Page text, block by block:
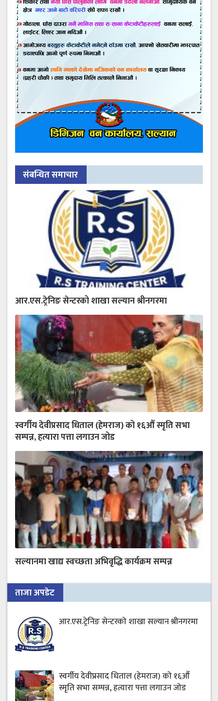
संबन्धित समाचार
आर.एस.ट्रेनिङ सेन्टरको शाखा सल्यान श्रीनगरमा
स्वर्गीय देवीप्रसाद धिताल (हेमराज) को १६औँ स्मृति सभा
सम्पन्न, हत्यारा पत्ता लगाउन जोड
सल्यानमा खाद्य स्वच्छता अभिवृद्धि कार्यक्रम सम्पन्न
ताजा अपडेट
आर.एस.ट्रेनिङ सेन्टरको शाखा सल्यान श्रीनगरमा
स्वर्गीय देवीप्रसाद धिताल (हेमराज) को १६औँ
स्मृति सभा सम्पन्न, हत्यारा पत्ता लगाउन जोड